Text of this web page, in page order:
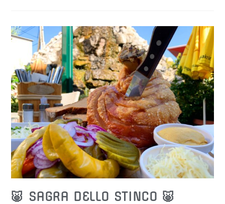
🐷 SAGRA DELLO STINCO 🐷